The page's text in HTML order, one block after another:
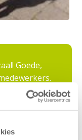
Goede,
het dorp.
De Earste